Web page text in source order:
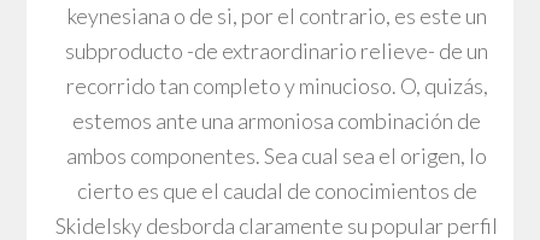
keynesiana o de si, por el contrario, es este un
subproducto -de extraordinario relieve- de un
recorrido tan completo y minucioso. O, quizás,
estemos ante una armoniosa combinación de
ambos componentes. Sea cual sea el origen, lo
cierto es que el caudal de conocimientos de
Skidelsky desborda claramente su popular perfil